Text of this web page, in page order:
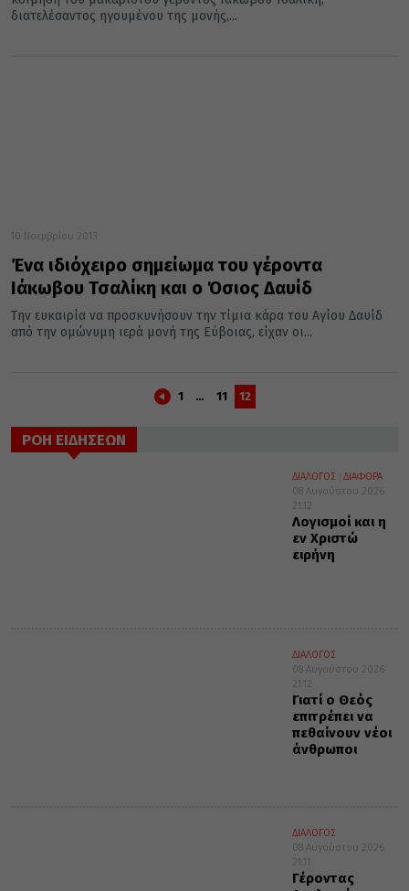
διατελέσαντος ηγουμένου της μονής,...
10 Νοεμβρίου 2013
Ένα ιδιόχειρο σημείωμα του γέροντα
Ιάκωβου Τσαλίκη και ο Όσιος Δαυίδ
Την ευκαιρία να προσκυνήσουν την τίμια κάρα του Αγίου Δαυίδ
από την ομώνυμη ιερά μονή της Εύβοιας, είχαν οι...
1 … 11 12
ΡΟΗ ΕΙΔΗΣΕΩΝ
ΔΙΑΛΟΓΟΣ
ΔΙΑΦΟΡΑ
08 Αυγούστου 2026
21:12
Λογισμοί και η
εν Χριστώ
ειρήνη
ΔΙΑΛΟΓΟΣ
08 Αυγούστου 2026
21:12
Γιατί ο Θεός
επιτρέπει να
πεθαίνουν νέοι
άνθρωποι
ΔΙΑΛΟΓΟΣ
08 Αυγούστου 2026
21:11
Γέροντας